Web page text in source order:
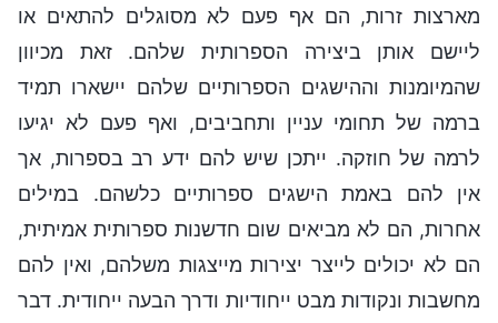
מארצות זרות, הם אף פעם לא מסוגלים להתאים או
ליישם אותן ביצירה הספרותית שלהם. זאת מכיוון
שהמיומנות וההישגים הספרותיים שלהם יישארו תמיד
ברמה של תחומי עניין ותחביבים, ואף פעם לא יגיעו
לרמה של חוזקה. ייתכן שיש להם ידע רב בספרות, אך
אין להם באמת הישגים ספרותיים כלשהם. במילים
אחרות, הם לא מביאים שום חדשנות ספרותית אמיתית,
הם לא יכולים לייצר יצירות מייצגות משלהם, ואין להם
מחשבות ונקודות מבט ייחודיות ודרך הבעה ייחודית. דבר